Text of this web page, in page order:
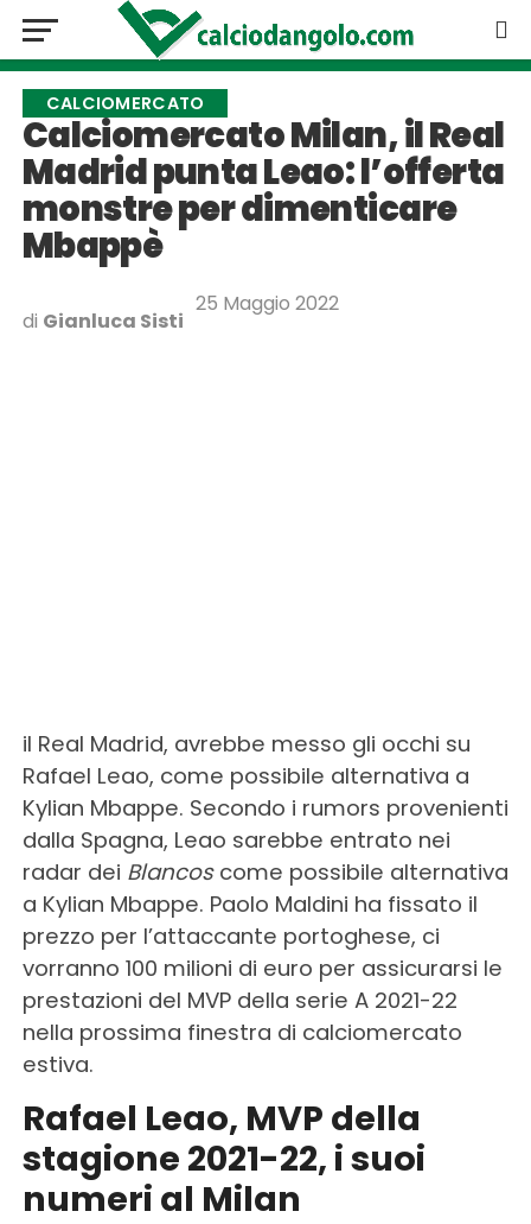
CALCIOMERCATO
Calciomercato Milan, il Real
Madrid punta Leao: l’offerta
monstre per dimenticare
Mbappè
di Gianluca Sisti
25 Maggio 2022
il Real Madrid, avrebbe messo gli occhi su
Rafael Leao, come possibile alternativa a
Kylian Mbappe. Secondo i rumors provenienti
dalla Spagna, Leao sarebbe entrato nei
radar dei Blancoscome possibile alternativa
a Kylian Mbappe. Paolo Maldini ha fissato il
prezzo per l’attaccante portoghese, ci
vorranno 100 milioni di euro per assicurarsi le
prestazioni del MVP della serie A 2021-22
nella prossima finestra di calciomercato
estiva.
Rafael Leao, MVP della
stagione 2021-22, i suoi
numeri al Milan